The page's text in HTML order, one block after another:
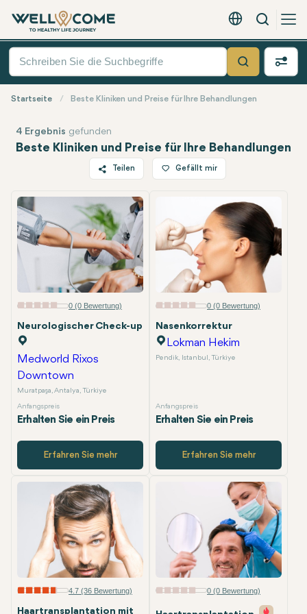
Deutsch - EUR
Suche
Quick
Suche
Startseite Beste Kliniken und Preise für Ihre Behandlungen
Beste Kliniken und Preise für Ihre Behandlungen
4 Ergebnis gefunden
Teilen
Twitter
Facebook
Linkedin
WhatsApp
Telegram
Gefällt mir
0 (0 Bewertung)
Neurologischer Check-up
Medworld Rixos
Downtown
Muratpaşa, Antalya, Türkiye
Option Spezialpaket
Anfangspreis
Erhalten Sie ein Preis
Erfahren Sie mehr
0 (0 Bewertung)
Nasenkorrektur
Lokman Hekim
Pendik, Istanbul, Türkiye
Option Spezialpaket
Anfangspreis
Erhalten Sie ein Preis
Erfahren Sie mehr
4.7 (36 Bewertung)
Haartransplantation mit
Am beliebtesten
0 (0 Bewertung)